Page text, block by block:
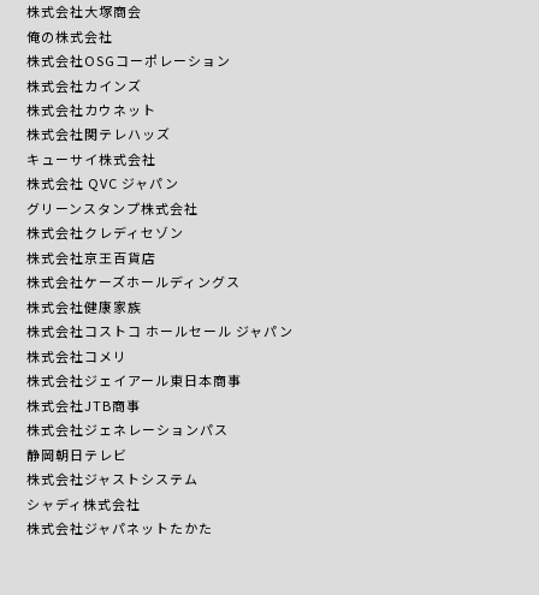
株式会社大塚商会
俺の株式会社
株式会社OSGコーポレーション
株式会社カインズ
株式会社カウネット
株式会社関テレハッズ
キューサイ株式会社
株式会社 QVC ジャパン
グリーンスタンプ株式会社
株式会社クレディセゾン
株式会社京王百貨店
株式会社ケーズホールディングス
株式会社健康家族
株式会社コストコ ホールセール ジャパン
株式会社コメリ
株式会社ジェイアール東日本商事
株式会社JTB商事
株式会社ジェネレーションパス
静岡朝日テレビ
株式会社ジャストシステム
シャディ株式会社
株式会社ジャパネットたかた